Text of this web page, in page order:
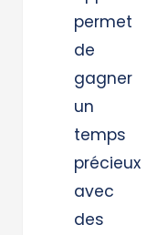
permet
de
gagner
un
temps
précieux
avec
des